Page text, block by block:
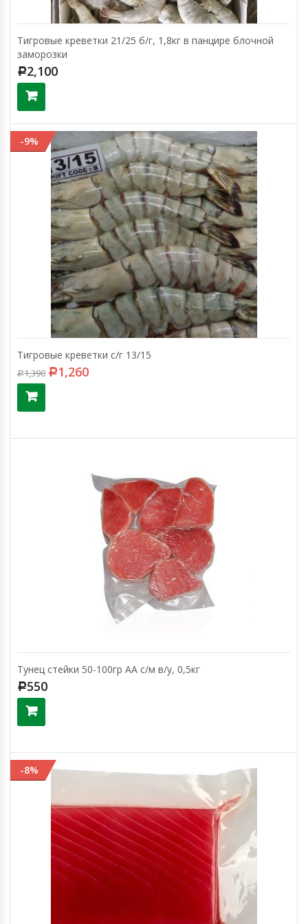
Тигровые креветки 21/25 б/г, 1,8кг в панцире блочной
заморозки
Р2,100
-9%
Тигровые креветки с/г 13/15
Р1,390 Р1,260
Тунец стейки 50-100гр АА с/м в/у, 0,5кг
Р550
-8%